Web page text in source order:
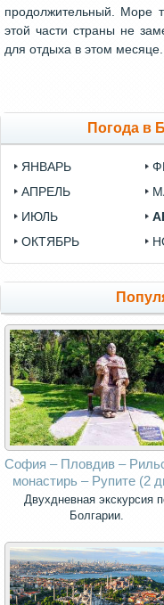
продолжительный. Море
этой части страны не
для отдыха в этом месяце.
Погода в
ЯНВАРЬ
АПРЕЛЬ
ИЮЛЬ
ОКТЯБРЬ
София – Пловдив –
монастирь – Рупите (2
Двухдневная экскурсия
Болгарии.